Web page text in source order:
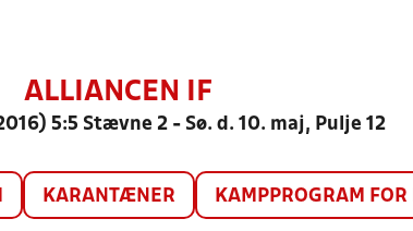
ALLIANCEN IF
5:5 Stævne 2 - Sø. d. 10. maj, Pulje 12
KARANTÆNER KAMPPROGRAM FOR